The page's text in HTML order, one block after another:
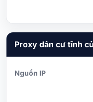
Proxy dân cư tĩnh
Nguồn IP